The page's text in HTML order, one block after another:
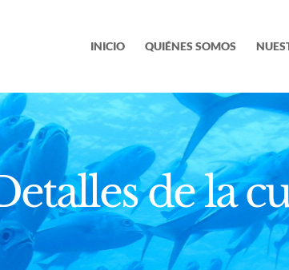
INICIO QUIÉNES SOMOS
de la